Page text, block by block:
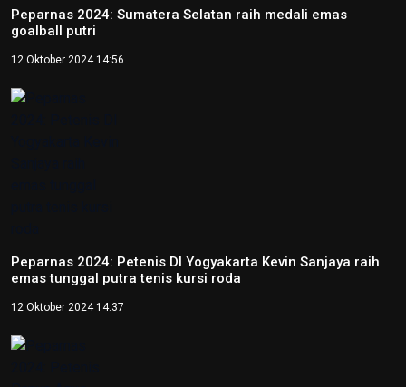
Peparnas 2024: Sumatera Selatan raih medali emas
goalball putri
12 Oktober 2024 14:56
Peparnas 2024: Petenis DI Yogyakarta Kevin Sanjaya raih
emas tunggal putra tenis kursi roda
12 Oktober 2024 14:37